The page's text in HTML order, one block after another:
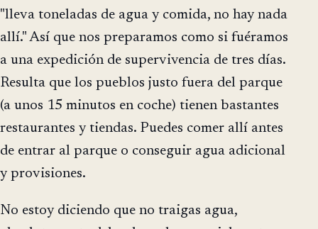
"lleva toneladas de agua y comida, no hay nada
allí." Así que nos preparamos como si fuéramos
a una expedición de supervivencia de tres días.
Resulta que los pueblos justo fuera del parque
(a unos 15 minutos en coche) tienen bastantes
restaurantes y tiendas. Puedes comer allí antes
de entrar al parque o conseguir agua adicional
y provisiones.
No estoy diciendo que no traigas agua,